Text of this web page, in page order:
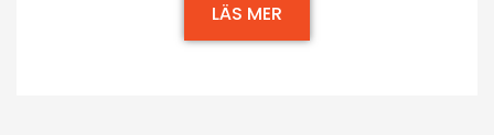
LÄS MER